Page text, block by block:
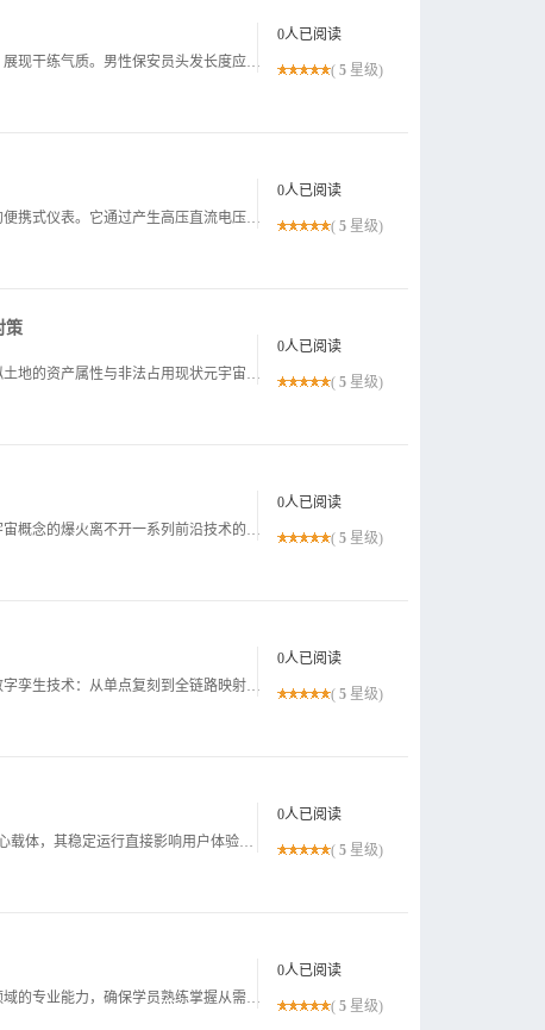
保安行业保安员形象规范一仪容仪表规范一发型与面部管理保安员的发型需保持整洁利落，展现干练气质。男性保安员头发长度应不超过耳际和衣领，不得剃光头，避免留怪异发型，如鸡冠头莫西干头等，发色以自然黑色为宜，禁止染烫夸张颜色。日常需定期修剪头发，保
0人已阅读
( 5 星级)
兆欧表巡检手册一兆欧表概述兆欧表，俗称摇表，是一种专门用于测量电气设备绝缘电阻的便携式仪表。它通过产生高压直流电压，检测电气设备绝缘材料的电阻值，从而判断设备的绝缘性能是否良好。在电力通信建筑等众多行业中，兆欧表是保障电气设备安全运行预防电
0人已阅读
( 5 星级)
策
元宇宙虚拟土地被非法占用的数字资产纠纷与区块链确权与平台仲裁机制对策一元宇宙虚拟土地的资产属性与非法占用现状元宇宙作为整合多种新技术而产生的新型虚实相融的互联网应用和社会形态，为用户提供了沉浸式的虚拟生活体验，其中虚拟土地作为元宇宙世界的基
0人已阅读
( 5 星级)
元宇宙虚拟地产投机泡沫研究报告一元宇宙虚拟地产的兴起背景一技术迭代的底层支撑元宇宙概念的爆火离不开一系列前沿技术的成熟与融合。5G技术的全面普及为元宇宙提供了高速低延迟的网络传输基础，使得用户能够在虚拟世界中实现实时互动，无论是多人在线社交
0人已阅读
( 5 星级)
元宇宙行业工业元宇宙应用场景成熟度调研报告一工业元宇宙核心技术底座成熟度分析一数字孪生技术：从单点复刻到全链路映射数字孪生作为工业元宇宙的核心技术之一，其成熟度直接决定了虚拟与现实世界的融合深度。当前，离散制造业如汽车航空航天领域的数字孪生
0人已阅读
( 5 星级)
元宇宙体验设备巡检手册一巡检总则1.1 巡检目的元宇宙体验设备作为连接虚拟与现实的核心载体，其稳定运行直接影响用户体验品牌声誉及运营收益。通过建立标准化常态化的巡检机制，可实现对设备潜在故障的早发现早预警早处置，有效降低设备停机风险，延长设
0人已阅读
( 5 星级)
元宇宙场景搭建专业培训考核大纲一考核目标本考核旨在全面评估学员在元宇宙场景搭建领域的专业能力，确保学员熟练掌握从需求分析到场景落地的全流程技术与方法，能够独立完成各类元宇宙场景的设计开发与优化工作，具备解决实际项目中复杂问题的能力，为元宇宙
0人已阅读
( 5 星级)